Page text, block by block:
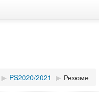
▶︎ PS2020/2021 ▶︎ Резюме